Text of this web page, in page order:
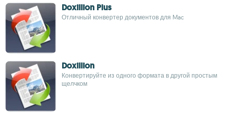
Doxillion Plus
Отличный конвертер документов для Mac
Doxillion
Конвертируйте из одного формата в другой простым
щелчком